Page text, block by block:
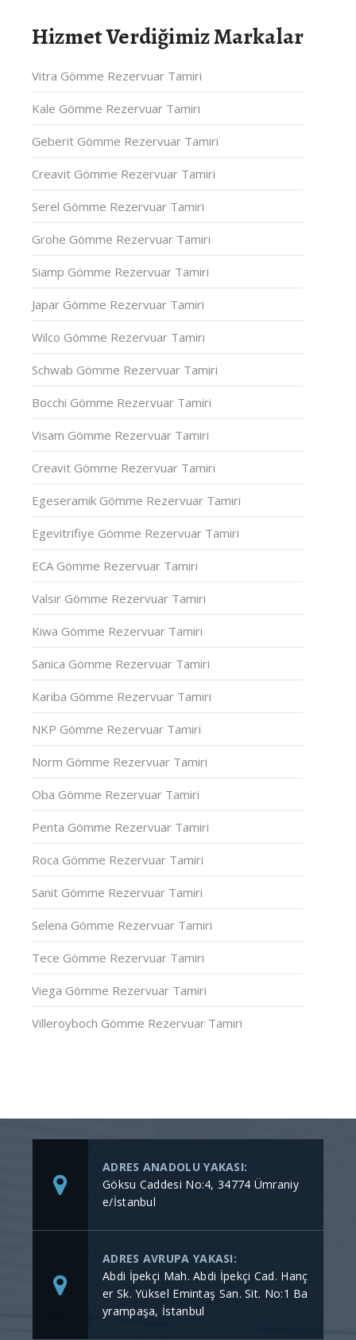
Hizmet Verdiğimiz Markalar
Vitra Gömme Rezervuar Tamiri
Kale Gömme Rezervuar Tamiri
Geberit Gömme Rezervuar Tamiri
Creavit Gömme Rezervuar Tamiri
Serel Gömme Rezervuar Tamiri
Grohe Gömme Rezervuar Tamiri
Siamp Gömme Rezervuar Tamiri
Japar Gömme Rezervuar Tamiri
Wilco Gömme Rezervuar Tamiri
Schwab Gömme Rezervuar Tamiri
Bocchi Gömme Rezervuar Tamiri
Visam Gömme Rezervuar Tamiri
Creavit Gömme Rezervuar Tamiri
Egeseramik Gömme Rezervuar Tamiri
Egevitrifiye Gömme Rezervuar Tamiri
ECA Gömme Rezervuar Tamiri
Valsir Gömme Rezervuar Tamiri
Kiwa Gömme Rezervuar Tamiri
Sanica Gömme Rezervuar Tamiri
Kariba Gömme Rezervuar Tamiri
NKP Gömme Rezervuar Tamiri
Norm Gömme Rezervuar Tamiri
Oba Gömme Rezervuar Tamiri
Penta Gömme Rezervuar Tamiri
Roca Gömme Rezervuar Tamiri
Sanit Gömme Rezervuar Tamiri
Selena Gömme Rezervuar Tamiri
Tece Gömme Rezervuar Tamiri
Viega Gömme Rezervuar Tamiri
Villeroyboch Gömme Rezervuar Tamiri
ADRES ANADOLU YAKASI:
Göksu Caddesi No:4, 34774 Ümraniy
e/İstanbul
ADRES AVRUPA YAKASI:
Abdi İpekçi Mah. Abdi İpekçi Cad. Hanç
er Sk. Yüksel Emintaş San. Sit. No:1 Ba
yrampaşa, İstanbul